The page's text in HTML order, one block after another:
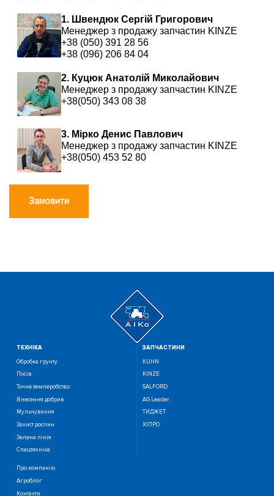
1. Швендюк Сергій Григорович
Менеджер з продажу запчастин KINZE
+38 (050) 391 28 56
+38 (096) 206 84 04
2. Куцюк Анатолій Миколайович
Менеджер з продажу запчастин KINZE
+38(050) 343 08 38
3. Мірко Денис Павлович
Менеджер з продажу запчастин KINZE
+38(050) 453 52 80
Замовити
ТЕХНIКА
Обробка грунту
Посiв
Точне землеробство
Внесення добрив
Мульчування
Захист рослин
Зелена лінія
Спецтехніка
ЗАПЧАСТИНИ
KUHN
KINZE
SALFORD
AG Leader
ТИДЖЕТ
ХІПРО
Про компанію
Агроблог
Контакти